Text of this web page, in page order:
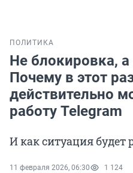
ПОЛИТИКА
Не блокировка,
Почему в этот
действительно
работу Telegram
И как ситуация будет
11 февраля 2026, 06:30 1 124